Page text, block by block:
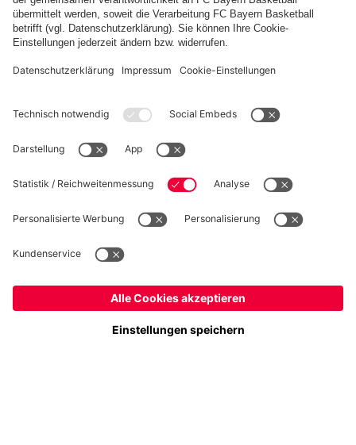
FC Bayern Store App
WIDERRUF
Datenschutz
Cookie Details
Preise inkl. Steuern und Abgaben
© FC Bayern München AG
FC Bayern München AG, Säbener Str. 51-57, 81547 München
Ja,Schweiz, um dorthin zu liefern!
Weltweit, um dorthin zu liefern!